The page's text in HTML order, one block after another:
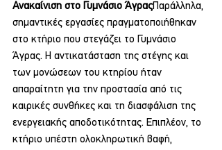
Ανακαίνιση στο Γυμνάσιο ΆγραςΠαράλληλα,
σημαντικές εργασίες πραγματοποιήθηκαν
στο κτήριο που στεγάζει το Γυμνάσιο
Άγρας. Η αντικατάσταση της στέγης και
των μονώσεων του κτηρίου ήταν
απαραίτητη για την προστασία από τις
καιρικές συνθήκες και τη διασφάλιση της
ενεργειακής αποδοτικότητας. Επιπλέον, το
κτήριο υπέστη ολοκληρωτική βαφή,